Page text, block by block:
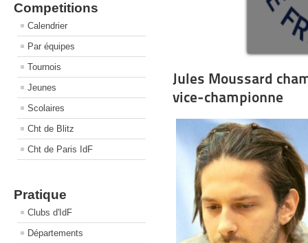
Competitions
Calendrier
Par équipes
Tournois
Jeunes
Scolaires
Cht de Blitz
Cht de Paris IdF
Pratique
Clubs d'IdF
Départements
Jules Moussard
vice-championne